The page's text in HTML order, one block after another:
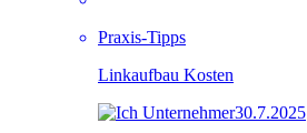
Praxis-Tipps
Linkaufbau Kosten
30.7.2025